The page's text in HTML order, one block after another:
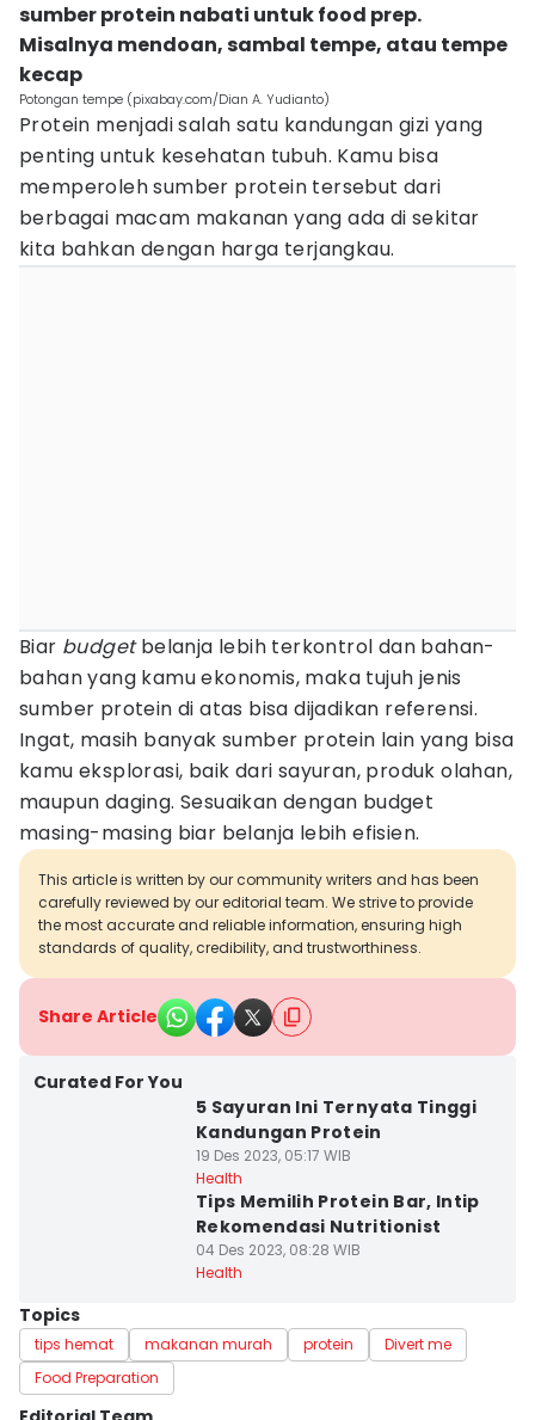
sumber protein nabati untuk food prep.
Misalnya mendoan, sambal tempe, atau tempe
kecap
Potongan tempe (pixabay.com/Dian A. Yudianto)
Protein menjadi salah satu kandungan gizi yang
penting untuk kesehatan tubuh. Kamu bisa
memperoleh sumber protein tersebut dari
berbagai macam makanan yang ada di sekitar
kita bahkan dengan harga terjangkau.
Biar budgetbelanja lebih terkontrol dan bahan-
bahan yang kamu ekonomis, maka tujuh jenis
sumber protein di atas bisa dijadikan referensi.
Ingat, masih banyak sumber protein lain yang bisa
kamu eksplorasi, baik dari sayuran, produk olahan,
maupun daging. Sesuaikan dengan budget
masing-masing biar belanja lebih efisien.
This article is written by our community writers and has been
carefully reviewed by our editorial team. We strive to provide
the most accurate and reliable information, ensuring high
standards of quality, credibility, and trustworthiness.
Share Article
Curated For You
5 Sayuran Ini Ternyata Tinggi
Kandungan Protein
19 Des 2023, 05:17 WIB
Health
Tips Memilih Protein Bar, Intip
Rekomendasi Nutritionist
04 Des 2023, 08:28 WIB
Health
Topics
tips hemat makanan murah protein
Divert me
Food Preparation